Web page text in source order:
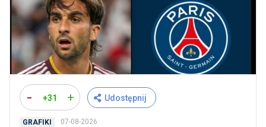
- +31 + Udostępnij
GRAFIKI 07-08-2026